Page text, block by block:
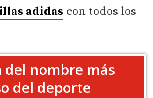
adidas con todos los
del nombre más
del deporte